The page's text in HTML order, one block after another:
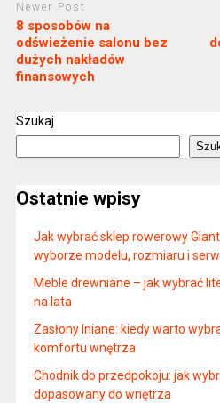
Newer Post
8 sposobów na
odświeżenie salonu bez
dużych nakładów
finansowych
Szukaj
Ostatnie wpisy
Jak wybrać sklep rowerowy
wyborze modelu, rozmiaru i
Meble drewniane – jak wybrać
na lata
Zasłony lniane: kiedy warto
komfortu wnętrza
Chodnik do przedpokoju: jak
dopasowany do wnętrza